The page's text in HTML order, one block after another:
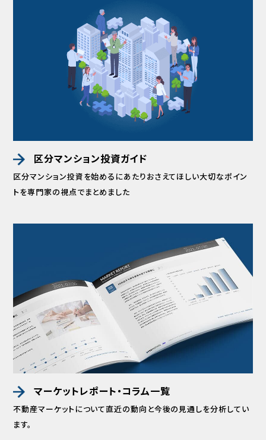
区分マンション投資ガイド
区分マンション投資を始めるにあたりおさえてほしい大切なポイン
トを専門家の視点でまとめました
マーケットレポート・コラム一覧
不動産マーケットについて直近の動向と今後の見通しを分析してい
ます。